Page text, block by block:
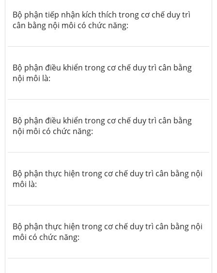
Bộ phận tiếp nhận kích thích trong cơ chế duy trì
cân bằng nội môi có chức năng:
Bộ phận điều khiển trong cơ chế duy trì cân bằng
nội môi là:
Bộ phận điều khiển trong cơ chế duy trì cân bằng
nội môi có chức năng:
Bộ phận thực hiện trong cơ chế duy trì cân bằng nội
môi là:
Bộ phận thực hiện trong cơ chế duy trì cân bằng nội
môi có chức năng: